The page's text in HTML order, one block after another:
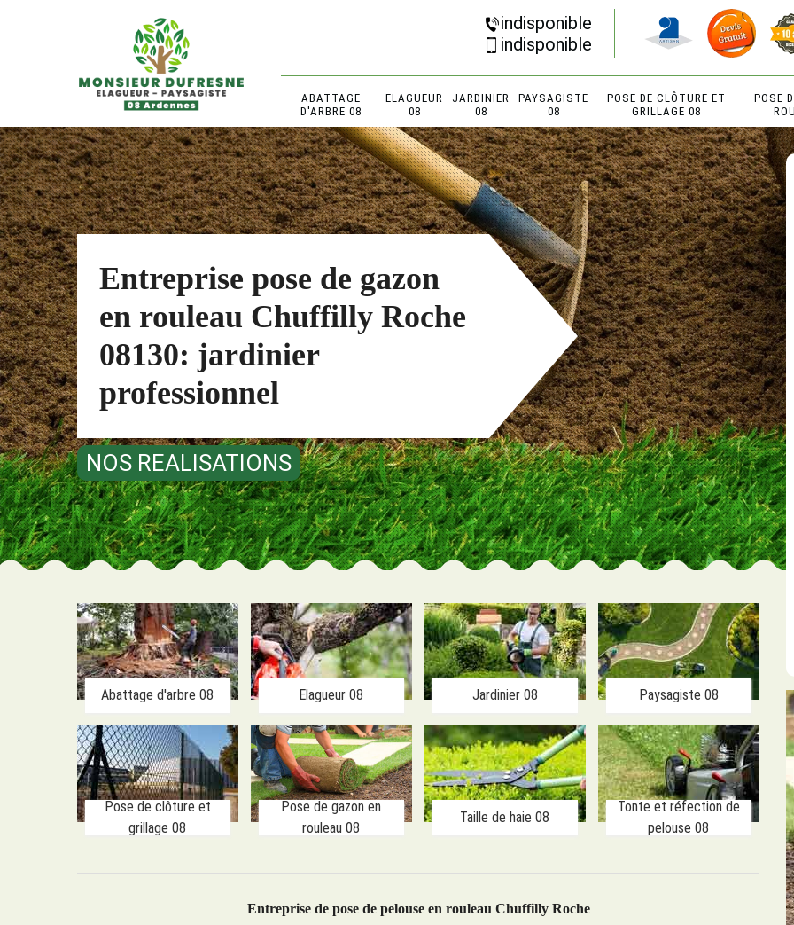
indisponible
indisponible
ABATTAGE
D'ARBRE 08
ELAGUEUR
08
JARDINIER
08
PAYSAGISTE
08
POSE DE CLÔTURE ET
GRILLAGE 08
POSE
Entreprise pose de gazon
en rouleau Chuffilly Roche
08130: jardinier
professionnel
NOS REALISATIONS
Abattage d'arbre 08 Elagueur 08 Jardinier 08 Paysagiste 08
Pose de clôture et
grillage 08
Pose de gazon en
rouleau 08
Taille de haie 08
Tonte et réfection de
pelouse 08
Entreprise de pose de pelouse en rouleau Chuffilly Roche